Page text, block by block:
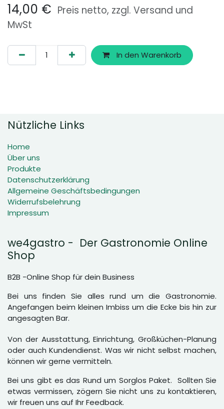
14,00 € Preis netto, zzgl. Versand und
MwSt
In den Warenkorb
Nützliche Links
Home
Über uns
Produkte
Datenschutzerklärung
Allgemeine Geschäftsbedingungen
Widerrufsbelehrung
Impressum
we4gastro - Der Gastronomie Online
Shop
B2B -Online Shop für dein Business
Bei uns finden Sie alles rund um die Gastronomie.
Angefangen beim kleinen Imbiss um die Ecke bis hin zur
angesagten Bar.
Von der Ausstattung, Einrichtung, Großküchen-Planung
oder auch Kundendienst. Was wir nicht selbst machen,
können wir gerne vermitteln.
Bei uns gibt es das Rund um Sorglos Paket. Sollten Sie
etwas vermissen, zögern Sie nicht uns zu kontaktieren,
wir freuen uns auf Ihr Feedback.